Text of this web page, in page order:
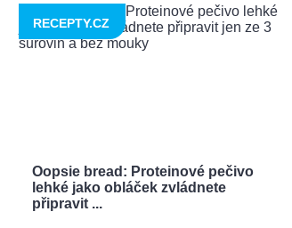
Oopsie bread: Proteinové pečivo
lehké jako obláček zvládnete
připravit ...
RECEPTY.CZ